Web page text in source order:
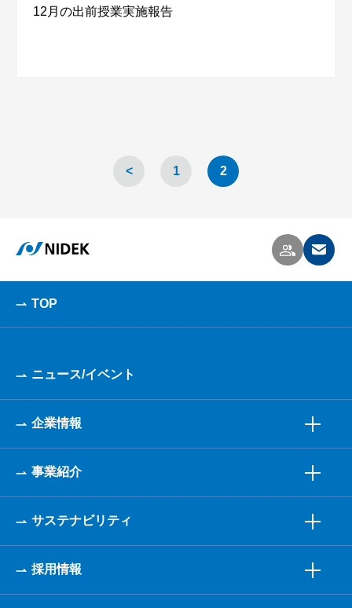
12月の出前授業実施報告
< 1 2
TOP
ニュース/イベント
企業情報
事業紹介
サステナビリティ
採用情報